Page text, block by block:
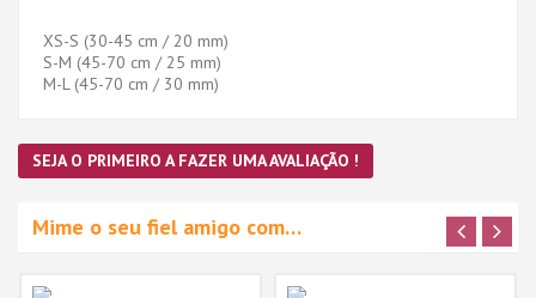
XS-S (30-45 cm / 20 mm)
S-M (45-70 cm / 25 mm)
M-L (45-70 cm / 30 mm)
SEJA O PRIMEIRO A FAZER UMA AVALIAÇÃO !
Mime o seu fiel amigo com…